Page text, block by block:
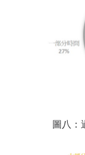
圖八：